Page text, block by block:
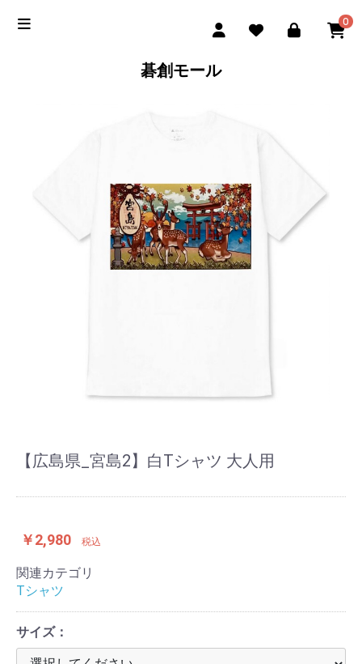
0
碁創モール
【広島県_宮島2】白Tシャツ 大人用
￥2,980 税込
関連カテゴリ
Tシャツ
サイズ：